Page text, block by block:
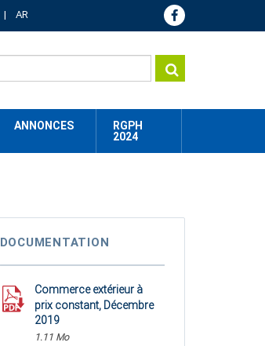
AR
ANNONCES
RGPH
2024
DOCUMENTATION
Commerce extérieur à
prix constant, Décembre
2019
1.11 Mo